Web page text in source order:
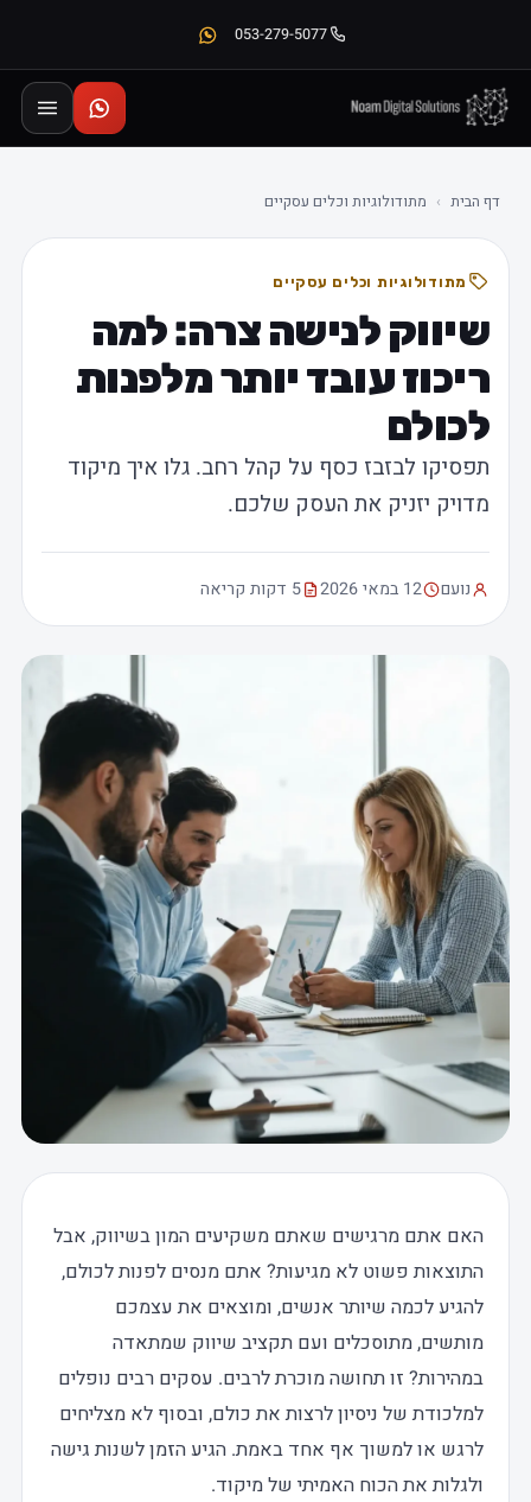
053-279-5077
דף הבית › מתודולוגיות וכלים עסקיים
מתודולוגיות וכלים עסקיים
שיווק לנישה צרה: למה
ריכוז עובד יותר מלפנות
לכולם
תפסיקו לבזבז כסף על קהל רחב. גלו איך מיקוד
מדויק יזניק את העסק שלכם.
נועם 12 במאי 2026 5 דקות קריאה
האם אתם מרגישים שאתם משקיעים המון בשיווק, אבל
התוצאות פשוט לא מגיעות? אתם מנסים לפנות לכולם,
להגיע לכמה שיותר אנשים, ומוצאים את עצמכם
מותשים, מתוסכלים ועם תקציב שיווק שמתאדה
במהירות? זו תחושה מוכרת לרבים. עסקים רבים נופלים
למלכודת של ניסיון לרצות את כולם, ובסוף לא מצליחים
לרגש או למשוך אף אחד באמת. הגיע הזמן לשנות גישה
ולגלות את הכוח האמיתי של מיקוד.